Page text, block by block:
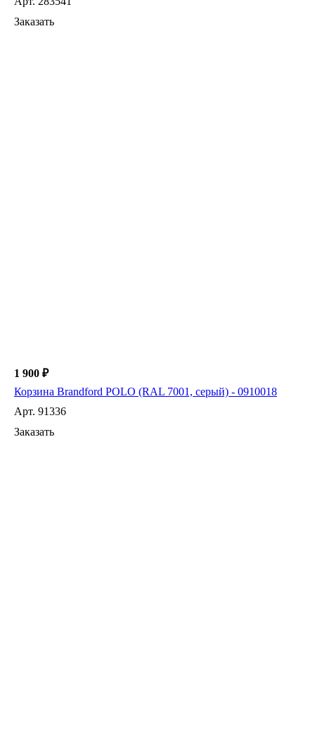
Заказать
1 900 ₽
Корзина Brandford POLO (RAL 7001, серый) - 0910018
Арт. 91336
Заказать